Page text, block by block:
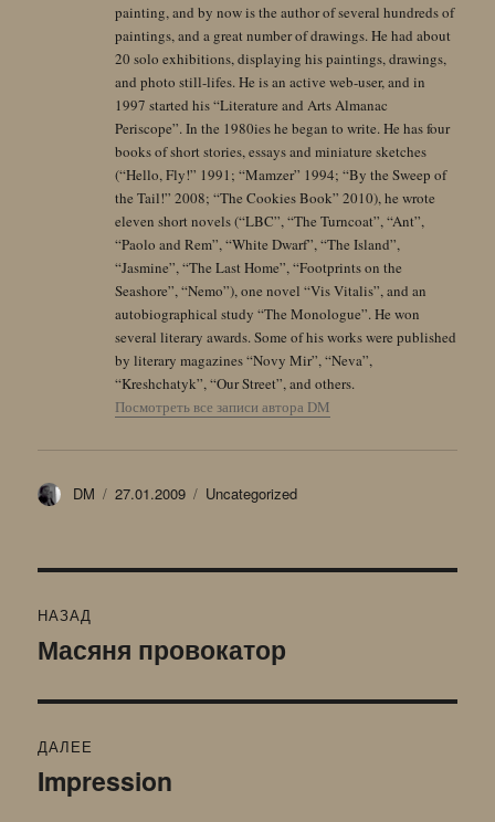
painting, and by now is the author of several hundreds of
paintings, and a great number of drawings. He had about
20 solo exhibitions, displaying his paintings, drawings,
and photo still-lifes. He is an active web-user, and in
1997 started his “Literature and Arts Almanac
Periscope”. In the 1980ies he began to write. He has four
books of short stories, essays and miniature sketches
(“Hello, Fly!” 1991; “Mamzer” 1994; “By the Sweep of
the Tail!” 2008; “The Cookies Book” 2010), he wrote
eleven short novels (“LBC”, “The Turncoat”, “Ant”,
“Paolo and Rem”, “White Dwarf”, “The Island”,
“Jasmine”, “The Last Home”, “Footprints on the
Seashore”, “Nemo”), one novel “Vis Vitalis”, and an
autobiographical study “The Monologue”. He won
several literary awards. Some of his works were published
by literary magazines “Novy Mir”, “Neva”,
“Kreshchatyk”, “Our Street”, and others.
Посмотреть все записи автора DM
Автор
DM Опубликовано
27.01.2009 Рубрики
Uncategorized
по
НАЗАД
Предыдущая
Масяня провокатор
ДАЛЕЕ
Следующая
Impression